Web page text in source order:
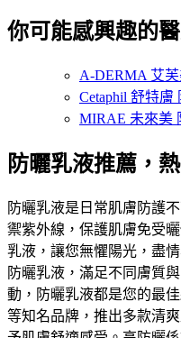
你可能感興趣的
A-DERMA 艾
Cetaphil 舒特膚
MIRAE 未來美
防曬乳液推薦，
防曬乳液是日常肌膚防護
禦紫外線，保護肌膚免受
乳液，讓您無懼陽光，盡
防曬乳液，滿足不同膚質
動，防曬乳液都是您的最
等知名品牌，推出多款清